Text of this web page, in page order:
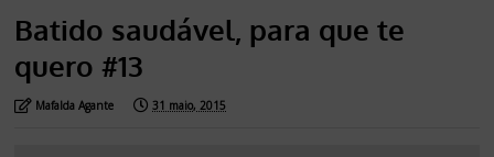
Batido saudável, para que te
quero #13
Mafalda Agante 31 maio, 2015